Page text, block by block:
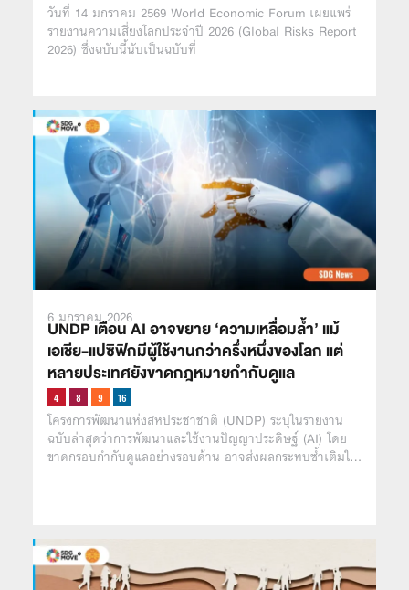
วันที่ 14 มกราคม 2569 World Economic Forum เผยแพร่
รายงานความเสี่ยงโลกประจำปี 2026 (Global Risks Report
2026) ซึ่งฉบับนี้นับเป็นฉบับที่
6 มกราคม 2026
UNDP เตือน AI อาจขยาย ‘ความเหลื่อมล้ำ’ แม้
เอเชีย-แปซิฟิกมีผู้ใช้งานกว่าครึ่งหนึ่งของโลก แต่
หลายประเทศยังขาดกฎหมายกำกับดูแล
โครงการพัฒนาแห่งสหประชาชาติ (UNDP) ระบุในรายงาน
ฉบับล่าสุดว่าการพัฒนาและใช้งานปัญญาประดิษฐ์ (AI) โดย
ขาดกรอบกำกับดูแลอย่างรอบด้าน อาจส่งผลกระทบซ้ำเติมใ…